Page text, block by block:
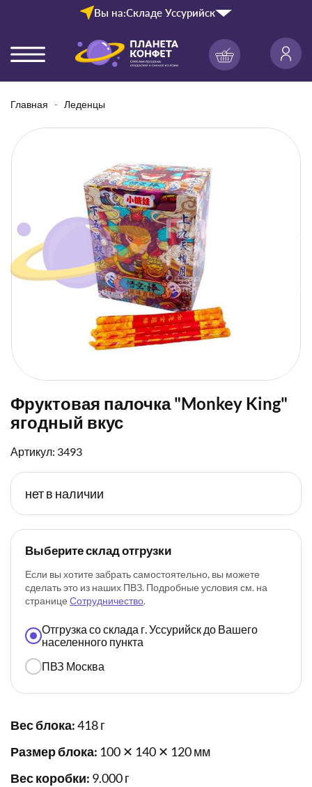
Вы на:Складе Уссурийск
Главная Леденцы
Фруктовая палочка "Monkey King"
ягодный вкус
Артикул: 3493
нет в наличии
Выберите склад отгрузки
Если вы хотите забрать самостоятельно, вы можете
сделать это из наших ПВЗ. Подробные условия см. на
странице Сотрудничество.
Отгрузка со склада г. Уссурийск до Вашего
населенного пункта
ПВЗ Москва
Вес блока:418 г
Размер блока: 100 ✕ 140 ✕ 120 мм
Вес коробки: 9.000 г